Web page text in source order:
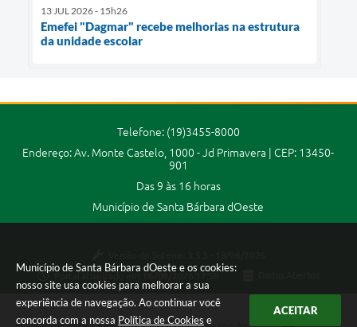
Município de Santa Bárbara dOeste e os cookies:
nosso site usa cookies para melhorar a sua
experiência de navegação. Ao continuar você
concorda com a nossa Política de Cookies e
ACEITAR
13 JUL 2026 - 15h26
Emefei "Dagmar" recebe melhorias na estrutura
da unidade escolar
Telefone: (19)3455-8000
Endereço: Av. Monte Castelo, 1000 - Jd Primavera | CEP: 13450-
901
Das 9 às 16 horas
Município de Santa Bárbara dOeste